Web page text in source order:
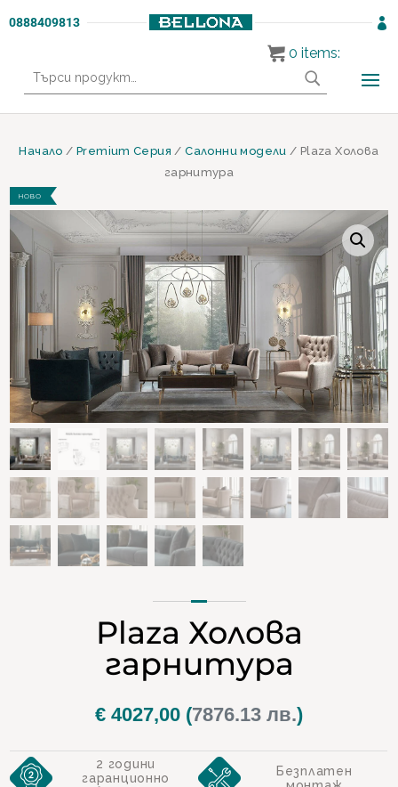
0888409813 
за:
Начало / Premium Серия /Салонни модели / Plaza Холова
гарнитура
НОВО
Plaza Холова
гарнитура
€ 4027,00 (7876.13 лв.)
2 години
гаранционно
Безплатен
0 items: